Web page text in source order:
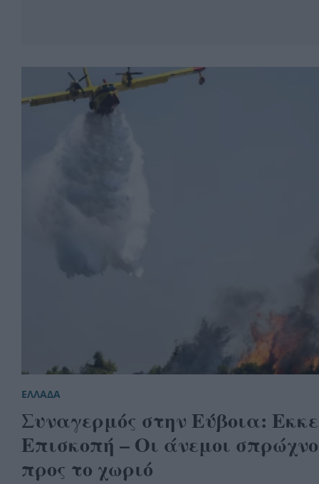
ΕΛΛΑΔΑ
Συναγερμός στην Εύβοια:
Επισκοπή – Οι άνεμοι
προς το χωριό